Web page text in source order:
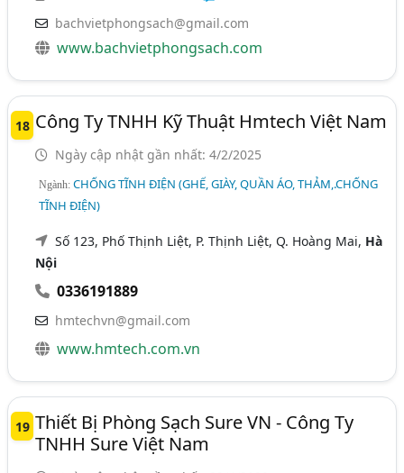
bachvietphongsach@gmail.com
www.bachvietphongsach.com
18 Công Ty TNHH Kỹ Thuật Hmtech Việt Nam
Ngày cập nhật gần nhất: 4/2/2025
Ngành:CHỐNG TĨNH ĐIỆN (GHẾ, GIÀY, QUẦN ÁO, THẢM,.CHỐNG
TĨNH ĐIỆN)
Số 123, Phố Thịnh Liệt, P. Thịnh Liệt, Q. Hoàng Mai, Hà
Nội
0336191889
hmtechvn@gmail.com
www.hmtech.com.vn
19 Thiết Bị Phòng Sạch Sure VN - Công Ty
TNHH Sure Việt Nam